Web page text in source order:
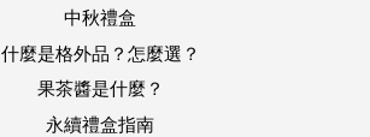
中秋禮盒
什麼是格外品？怎麼選？
果茶醬是什麼？
永續禮盒指南